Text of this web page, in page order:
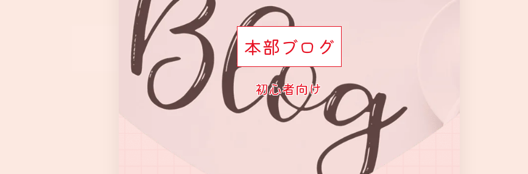
本部ブログ
初心者向け